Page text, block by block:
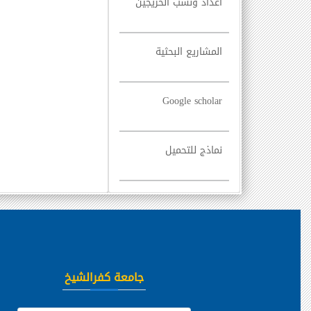
المشاريع البحثية
Google scholar
نماذج للتحميل
جامعة كفرالشيخ